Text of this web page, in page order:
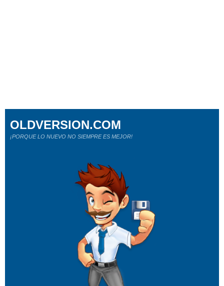
OLDVERSION.COM
¡PORQUE LO NUEVO NO SIEMPRE ES MEJOR!